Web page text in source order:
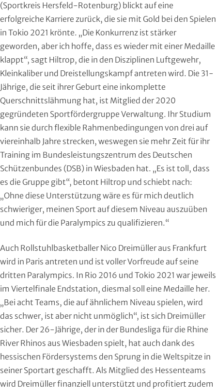
(Sportkreis Hersfeld-Rotenburg) blickt auf eine
erfolgreiche Karriere zurück, die sie mit Gold bei den Spielen
in Tokio 2021 krönte. „Die Konkurrenz ist stärker
geworden, aber ich hoffe, dass es wieder mit einer Medaille
klappt“, sagt Hiltrop, die in den Disziplinen Luftgewehr,
Kleinkaliber und Dreistellungskampf antreten wird. Die 31-
Jährige, die seit ihrer Geburt eine inkomplette
Querschnittslähmung hat, ist Mitglied der 2020
gegründeten Sportfördergruppe Verwaltung. Ihr Studium
kann sie durch flexible Rahmenbedingungen von drei auf
viereinhalb Jahre strecken, weswegen sie mehr Zeit für ihr
Training im Bundesleistungszentrum des Deutschen
Schützenbundes (DSB) in Wiesbaden hat. „Es ist toll, dass
es die Gruppe gibt“, betont Hiltrop und schiebt nach:
„Ohne diese Unterstützung wäre es für mich deutlich
schwieriger, meinen Sport auf diesem Niveau auszuüben
und mich für die Paralympics zu qualifizieren.“
Auch Rollstuhlbasketballer Nico Dreimüller aus Frankfurt
wird in Paris antreten und ist voller Vorfreude auf seine
dritten Paralympics. In Rio 2016 und Tokio 2021 war jeweils
im Viertelfinale Endstation, diesmal soll eine Medaille her.
„Bei acht Teams, die auf ähnlichem Niveau spielen, wird
das schwer, ist aber nicht unmöglich“, ist sich Dreimüller
sicher. Der 26-Jährige, der in der Bundesliga für die Rhine
River Rhinos aus Wiesbaden spielt, hat auch dank des
hessischen Fördersystems den Sprung in die Weltspitze in
seiner Sportart geschafft. Als Mitglied des Hessenteams
wird Dreimüller finanziell unterstützt und profitiert zudem
Judo
Kanu
Karate
Kegeln und Bowling
Kickboxen
Leichtathletik
Luftsport
Moderner Fünfkampf
Motorbootsport
Pferdesport
Pétanque
Pool-Billard
Radsport
Rasenkraft- und Tauzieh-Sport
Ringen